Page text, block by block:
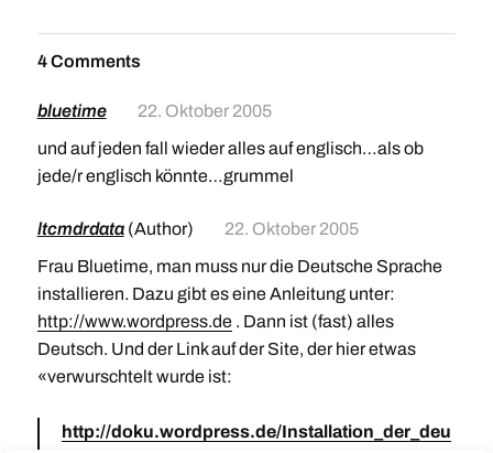
4 Comments
bluetime
22. Oktober 2005
und auf jeden fall wieder alles auf englisch…als ob
jede/r englisch könnte…grummel
ltcmdrdata (Author)
22. Oktober 2005
Frau Bluetime, man muss nur die Deutsche Sprache
installieren. Dazu gibt es eine Anleitung unter:
http://www.wordpress.de. Dann ist (fast) alles
Deutsch. Und der Link auf der Site, der hier etwas
«verwurschtelt wurde ist:
http://doku.wordpress.de/Installation_der_deu